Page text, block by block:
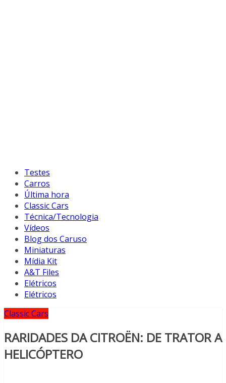
Testes
Carros
Última hora
Classic Cars
Técnica/Tecnologia
Vídeos
Blog dos Caruso
Miniaturas
Mídia Kit
A&T Files
Elétricos
Elétricos
Classic Cars
RARIDADES DA CITROËN: DE TRATOR A
HELICÓPTERO